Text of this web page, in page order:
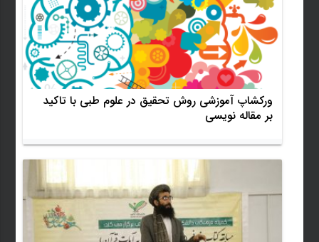
ورکشاپ آموزشی روش تحقیق در علوم طبی با تاکید
بر مقاله نویسی